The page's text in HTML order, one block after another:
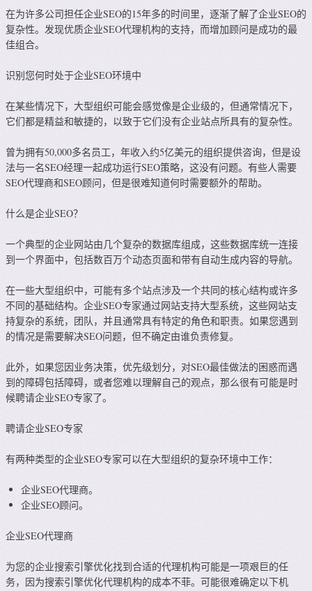
在为许多公司担任企业SEO的15年多的时间里，逐渐了解了企业SEO的
复杂性。发现优质企业SEO代理机构的支持，而增加顾问是成功的最
佳组合。
识别您何时处于企业SEO环境中
在某些情况下，大型组织可能会感觉像是企业级的，但通常情况下，
它们都是精益和敏捷的，以致于它们没有企业站点所具有的复杂性。
曾为拥有50,​​000多名员工，年收入约5亿美元的组织提供咨询，但是设
法与一名SEO经理一起成功运行SEO策略，这没有问题。有些人需要
SEO代理商和SEO顾问，但是很难知道何时需要额外的帮助。
什么是企业SEO？
一个典型的企业网站由几个复杂的数据库组成，这些数据库统一连接
到一个界面中，包括数百万个动态页面和带有自动生成内容的导航。
在一些大型组织中，可能有多个站点涉及一个共同的核心结构或许多
不同的基础结构。企业SEO专家通过网站支持大型系统，这些网站支
持复杂的系统，团队，并且通常具有特定的角色和职责。如果您遇到
的情况是需要解决SEO问题，但不确定由谁负责修复。
此外，如果您因业务决策，优先级划分，对SEO最佳做法的困惑而遇
到的障碍包括障碍，或者您难以理解自己的观点，那么很有可能是时
候聘请企业SEO专家了。
聘请企业SEO专家
有两种类型的企业SEO专家可以在大型组织的复杂环境中工作：
企业SEO代理商。
企业SEO顾问。
企业SEO代理商
为您的企业搜索引擎优化找到合适的代理机构可能是一项艰巨的任
务，因为搜索引擎优化代理机构的成本不菲。可能很难确定以下机